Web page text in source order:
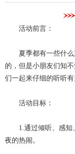
活动前言：
夏季都有一些什么
的，但是小朋友们知
们一起来仔细的听听
活动目标：
1.通过倾听、感知
夜的热闹。